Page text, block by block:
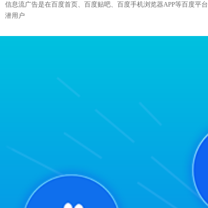
信息流广告是在百度首页、百度贴吧、百度手机浏览器APP等百度
潜用户